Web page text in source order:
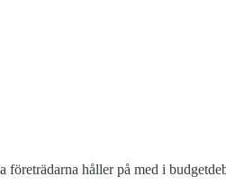
håller på med i